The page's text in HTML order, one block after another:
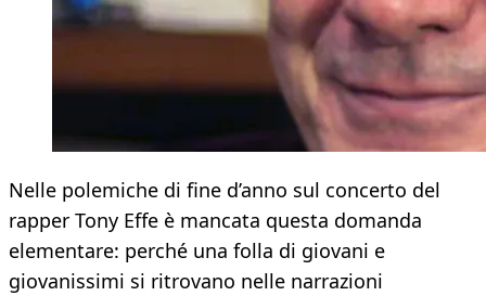
Nelle polemiche di fine d’anno sul concerto del
rapper Tony Effe è mancata questa domanda
elementare: perché una folla di giovani e
giovanissimi si ritrovano nelle narrazioni